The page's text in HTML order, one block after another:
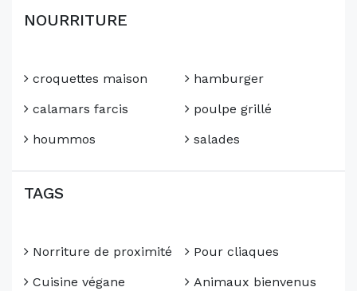
NOURRITURE
croquettes maison
calamars farcis
hoummos
hamburger
poulpe grillé
salades
TAGS
Norriture de proximité
Cuisine végane
Pour cliaques
Animaux bienvenus